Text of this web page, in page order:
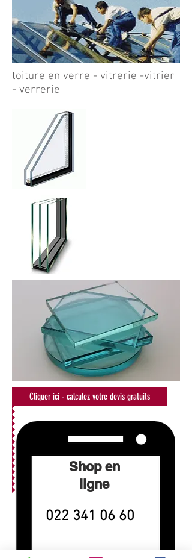
toiture en verre - vitrerie -vitrier
- verrerie
Cliquer ici - calculez votre devis gratuits
Shop en
ligne
022 341 06 60